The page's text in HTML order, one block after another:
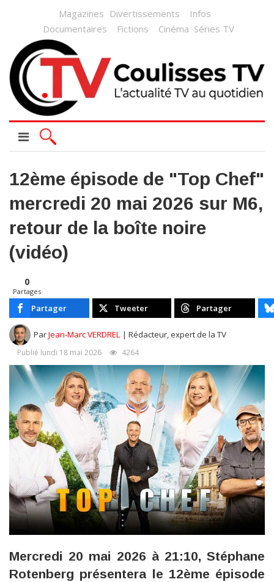
Magazines Divertissements
Infos
Documentaires
Fictions Cinéma Séries TV
12ème épisode de "Top Chef"
mercredi 20 mai 2026 sur M6,
retour de la boîte noire
(vidéo)
0
Partages
Partager Tweeter Partager
ParJean-Marc VERDREL | Rédacteur, expert de la TV
Publié lundi 18 mai 2026 4264
Mercredi 20 mai 2026 à 21:10, Stéphane
Rotenberg présentera le 12ème épisode